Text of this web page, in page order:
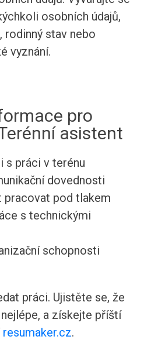
osobních údajů,
rodinný stav nebo
vyznání.
pro
asistent
s práci v terénu
dovednosti
pracovat pod tlakem
s technickými
schopnosti
práci. Ujistěte se, že
a získejte příští
resumaker.cz.